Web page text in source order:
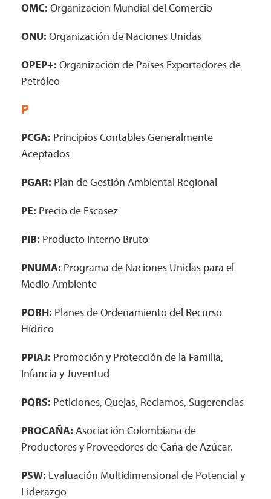
OMC: Organización Mundial del Comercio
ONU: Organización de Naciones Unidas
OPEP+: Organización de Países Exportadores de
Petróleo
P
PCGA: Principios Contables Generalmente
Aceptados
PGAR: Plan de Gestión Ambiental Regional
PE: Precio de Escasez
PIB: Producto Interno Bruto
PNUMA: Programa de Naciones Unidas para el
Medio Ambiente
PORH: Planes de Ordenamiento del Recurso
Hídrico
PPIAJ: Promoción y Protección de la Familia,
Infancia y Juventud
PQRS: Peticiones, Quejas, Reclamos, Sugerencias
PROCAÑA: Asociación Colombiana de
Productores y Proveedores de Caña de Azúcar.
PSW: Evaluación Multidimensional de Potencial y
Liderazgo